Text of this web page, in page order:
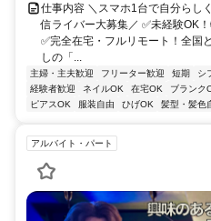
仕事内容 ＼スマホ1台で自分らし
信ライバー大募集／ ✅未経験OK
✅完全在宅・フルリモート！全国
しの「...
主婦・主夫歓迎 フリーター歓迎 短期 シ
経験者歓迎
ネイルOK 在宅OK ブランク
ピアスOK
服装自由 ひげOK 髪型・髪色
アルバイト・パート